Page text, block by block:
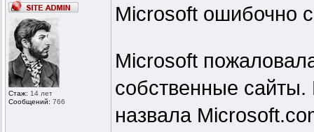
Стаж: 14 лет
Сообщений: 766
Microsoft ошибочно
Microsoft
собственные
назвала